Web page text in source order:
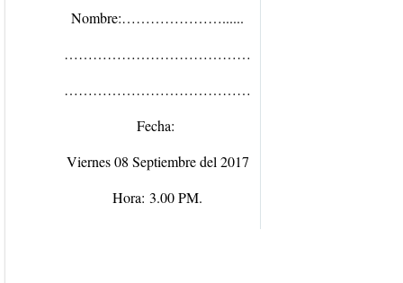
Nombre:…………………......
…………………………………
…………………………………
Fecha:
Viernes 08 Septiembre del 2017
Hora: 3.00 PM.